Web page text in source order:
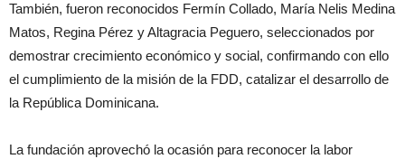
También, fueron reconocidos Fermín Collado, María Nelis Medina
Matos, Regina Pérez y Altagracia Peguero, seleccionados por
demostrar crecimiento económico y social, confirmando con ello
el cumplimiento de la misión de la FDD, catalizar el desarrollo de
la República Dominicana.
La fundación aprovechó la ocasión para reconocer la labor